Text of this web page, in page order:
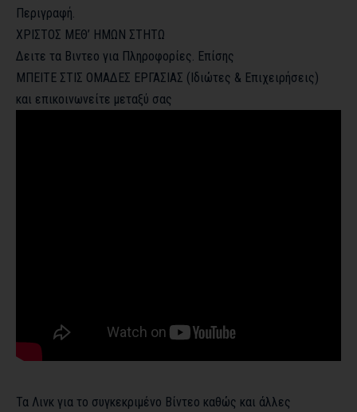
Περιγραφή.
ΧΡΙΣΤΟΣ ΜΕΘ’ ΗΜΩΝ ΣΤΗΤΩ
Δειτε τα Βιντεο για Πληροφορίες. Επίσης
ΜΠΕΙΤΕ ΣΤΙΣ ΟΜΑΔΕΣ ΕΡΓΑΣΙΑΣ (Ιδιώτες & Επιχειρήσεις)
και επικοινωνείτε μεταξύ σας
Τα Λινκ για το συγκεκριμένο Βίντεο καθώς και άλλες